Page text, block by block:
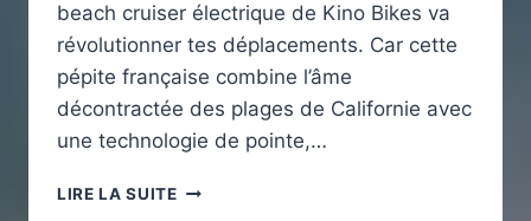
beach cruiser électrique de Kino Bikes va
révolutionner tes déplacements. Car cette
pépite française combine l’âme
décontractée des plages de Californie avec
une technologie de pointe,…
LIRE LA SUITELE